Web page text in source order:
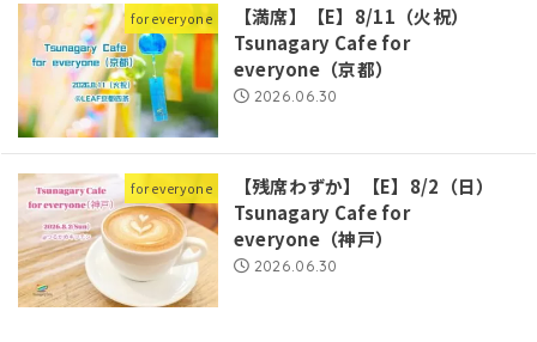
for everyone
【満席】【E】8/11（火祝）
Tsunagary Cafe for
everyone（京都）
2026.06.30
for everyone
【残席わずか】【E】8/2（日）
Tsunagary Cafe for
everyone（神戸）
2026.06.30